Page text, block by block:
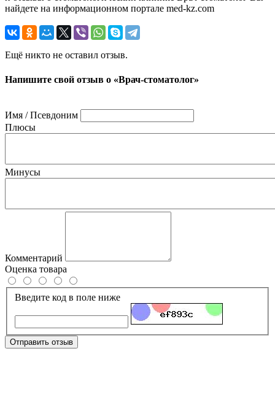
найдете на информационном портале med-kz.com
Ещё никто не оставил отзыв.
Напишите свой отзыв о «Врач-стоматолог»
Имя / Псевдоним
Плюсы
Минусы
Комментарий
Оценка товара
Введите код в поле ниже
Отправить отзыв